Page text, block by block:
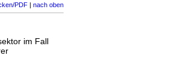
PDF | nach oben
im Fall